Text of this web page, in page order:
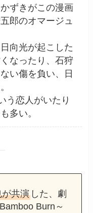
ずきがこの漫画
郎のオマージュ
向光が起こした
なったり、石狩
い傷を負い、日
う恋人がいたり
多い。
共演 した、劇
Burn～